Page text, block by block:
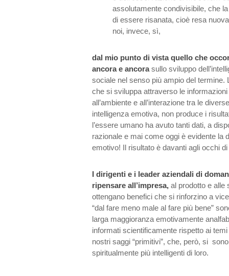
assolutamente condivisibile, che
di essere risanata, cioè resa
noi, invece, sì,
dal mio punto di vista quello che
ancora e ancorasullo sviluppo
sociale nel senso più ampio del
che si sviluppa attraverso le
all’ambiente e all’interazione tra le
intelligenza emotiva, non produce i
l’essere umano ha avuto tanti dati, a
razionale e mai come oggi è evidente la
emotivo! Il risultato è davanti agli occhi di
I dirigenti e i leader aziendali di
ripensare all’impresa, al prodotto e alle
ottengano benefici che si rinforzino a
“dal fare meno male al fare più bene”
larga maggioranza emotivamente
informati scientificamente rispetto ai
nostri saggi “primitivi”, che, però, si
spiritualmente più intelligenti di loro.